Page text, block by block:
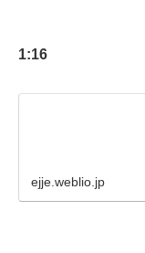
1:16
ejje.weblio.jp